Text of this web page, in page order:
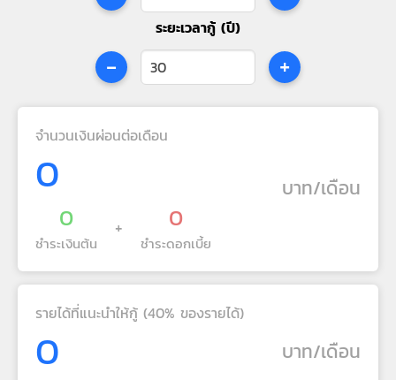
ระยะเวลากู้ (ปี)
- +
จำนวนเงินผ่อนต่อเดือน
0 บาท/เดือน
0
ชำระเงินต้น
+ 0
ชำระดอกเบี้ย
รายได้ที่แนะนำให้กู้ (40% ของรายได้)
0 บาท/เดือน